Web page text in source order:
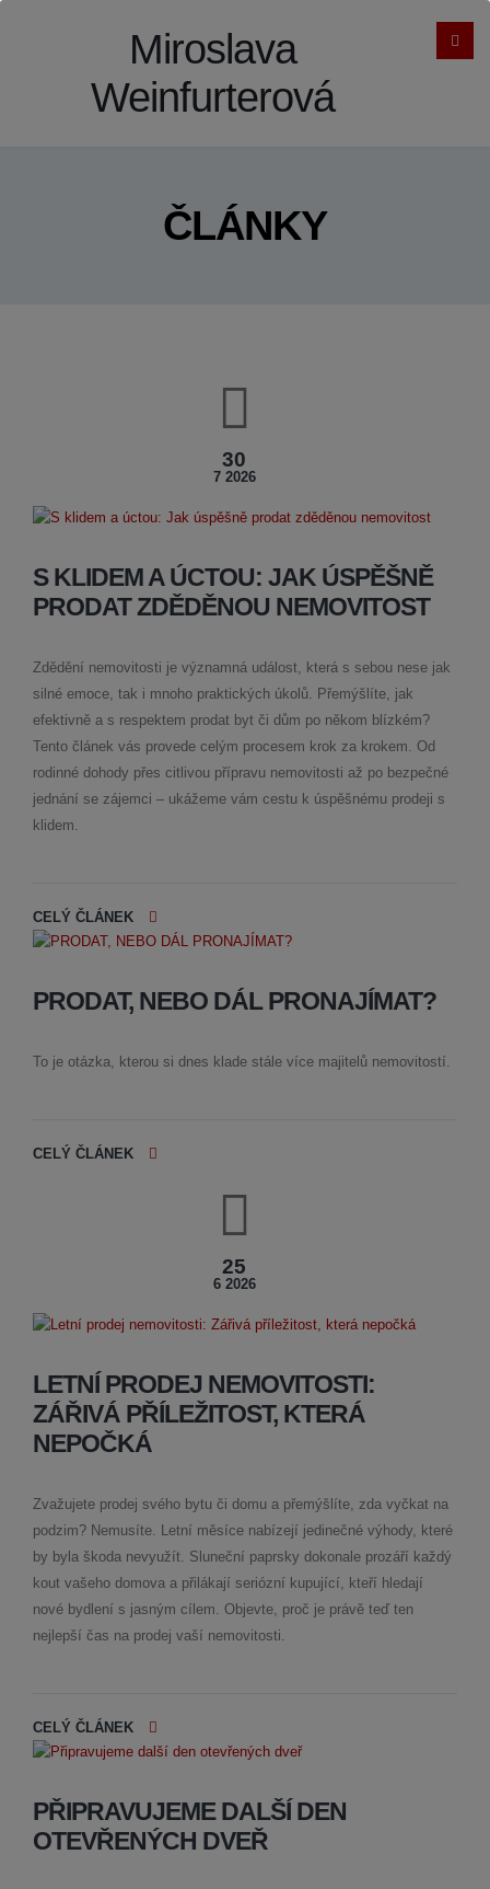
Miroslava
Weinfurterová
ČLÁNKY
30
7 2026
S KLIDEM A ÚCTOU: JAK ÚSPĚŠNĚ
PRODAT ZDĚDĚNOU NEMOVITOST
Zdědění nemovitosti je významná událost, která s sebou nese jak
silné emoce, tak i mnoho praktických úkolů. Přemýšlíte, jak
efektivně a s respektem prodat byt či dům po někom blízkém?
Tento článek vás provede celým procesem krok za krokem. Od
rodinné dohody přes citlivou přípravu nemovitosti až po bezpečné
jednání se zájemci – ukážeme vám cestu k úspěšnému prodeji s
klidem.
CELÝ ČLÁNEK
PRODAT, NEBO DÁL PRONAJÍMAT?
To je otázka, kterou si dnes klade stále více majitelů nemovitostí.
CELÝ ČLÁNEK
25
6 2026
LETNÍ PRODEJ NEMOVITOSTI:
ZÁŘIVÁ PŘÍLEŽITOST, KTERÁ
NEPOČKÁ
Zvažujete prodej svého bytu či domu a přemýšlíte, zda vyčkat na
podzim? Nemusíte. Letní měsíce nabízejí jedinečné výhody, které
by byla škoda nevyužít. Sluneční paprsky dokonale prozáří každý
kout vašeho domova a přilákají seriózní kupující, kteří hledají
nové bydlení s jasným cílem. Objevte, proč je právě teď ten
nejlepší čas na prodej vaší nemovitosti.
CELÝ ČLÁNEK
PŘIPRAVUJEME DALŠÍ DEN
OTEVŘENÝCH DVEŘ